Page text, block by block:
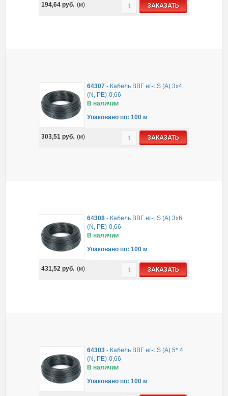
194,64 руб. (м) ЗАКАЗАТЬ
64307- Кабель ВВГ нг-LS (A) 3х4
(N, PE)-0,66
В наличии
Упаковано по: 100 м
303,51 руб. (м) ЗАКАЗАТЬ
64308- Кабель ВВГ нг-LS (A) 3х6
(N, PE)-0,66
В наличии
Упаковано по: 100 м
431,52 руб. (м) ЗАКАЗАТЬ
64303- Кабель ВВГ нг-LS (A) 5* 4
(N, PE)-0,66
В наличии
Упаковано по: 100 м